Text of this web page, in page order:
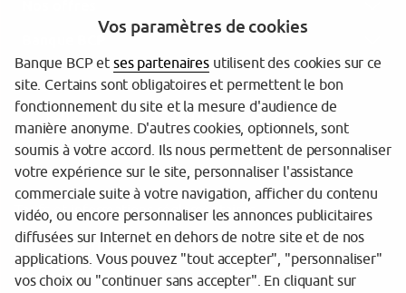
Tarifs et informations réglementaires
Espace sécurité
Gestion des cookies
Vos paramètres de cookies
Banque BCP etses partenairesutilisent des cookies sur ce
site. Certains sont obligatoires et permettent le bon
fonctionnement du site et la mesure d'audience de
manière anonyme. D'autres cookies, optionnels, sont
soumis à votre accord. Ils nous permettent de personnaliser
votre expérience sur le site, personnaliser l'assistance
commerciale suite à votre navigation, afficher du contenu
vidéo, ou encore personnaliser les annonces publicitaires
diffusées sur Internet en dehors de notre site et de nos
applications. Vous pouvez "tout accepter", "personnaliser"
vos choix ou "continuer sans accepter". En cliquant sur